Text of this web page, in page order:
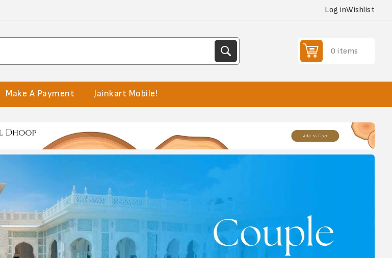
Log inWishlist
0 items
Make A Payment Jainkart Mobile!